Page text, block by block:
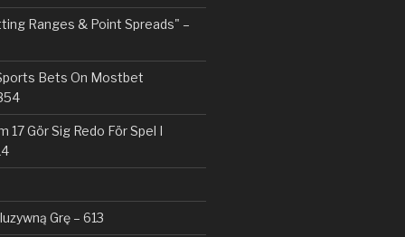
Ranges & Point Spreads" –
Bets On Mostbet
17 Gör Sig Redo För Spel I
Grę – 613